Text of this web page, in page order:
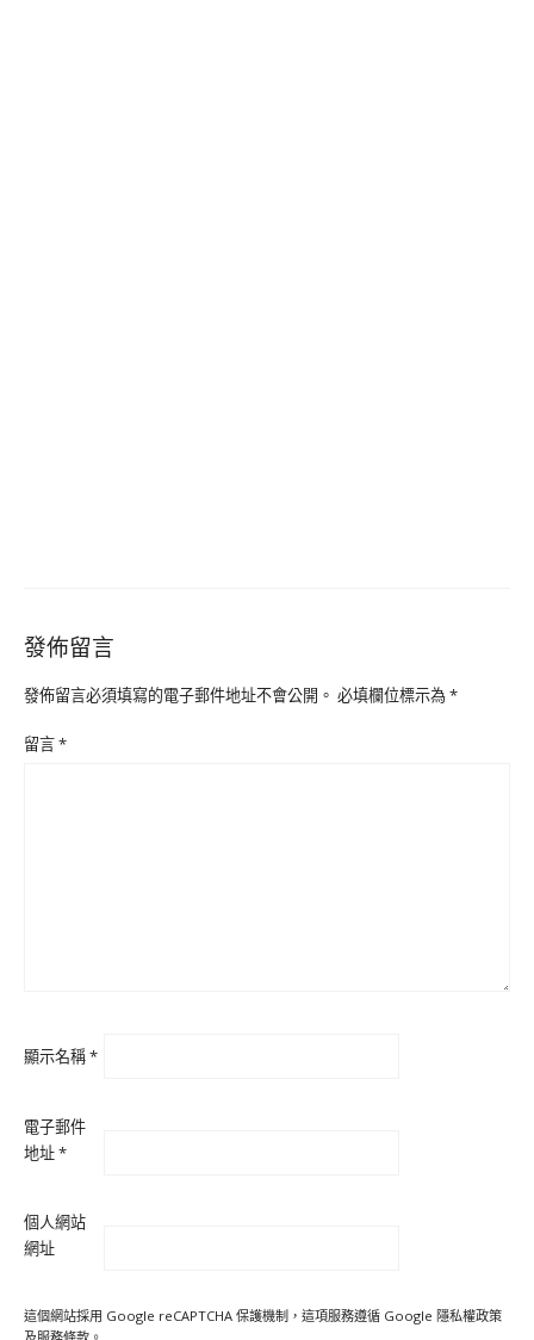
發佈留言
發佈留言必須填寫的電子郵件地址不會公開。 必填欄位標示為*
留言*
顯示名稱*
電子郵件
地址*
個人網站
網址
這個網站採用 Google reCAPTCHA 保護機制，這項服務遵循 Google 隱私權政策